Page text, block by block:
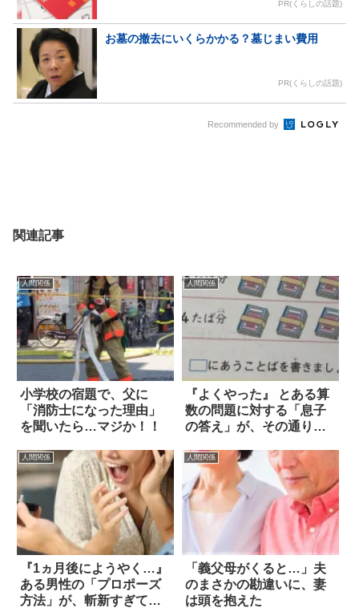
PR(くらしの話題)
お墓の撤去にいくらかかる？墓じまい費用
PR(くらしの話題)
Recommended by
関連記事
人間関係
小学校の宿題で、父に
「消防士になった理由」
を聞いたら…マジか！！
人間関係
『よくやった』 とある算
数の問題に対する「息子
の答え」が、その通りす
人間関係
『1ヵ月後にようやく…』
ある男性の「プロポーズ
方法」が、斬新すぎて吹
人間関係
「義父母がくると…」夫
のまさかの勘違いに、妻
は頭を抱えた